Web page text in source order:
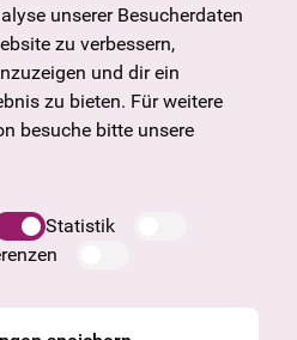
Wien
Tirol
Vorarlberg
Burgenland
Salzburg
unserer Besucherdaten
zu verbessern,
und dir ein
zu bieten. Für weitere
besuche bitte unsere
Statistik